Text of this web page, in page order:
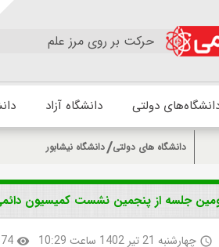
حرکت بر روی مرز علم
دولتی دانشگاه آزاد
دانشگاه های دولتی دانشگاه نیشابور
جلسه از پنجمین نشست کمیسیون
access_time چهارشنبه 21 تیر 1402 ساعت 10:29 visibility